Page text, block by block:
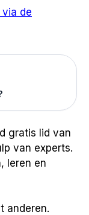
de
gratis lid van
van experts.
leren en
anderen.